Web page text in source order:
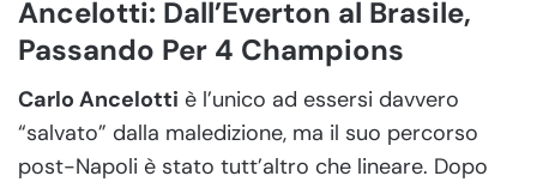
Ancelotti: Dall’Everton al Brasile,
Passando Per 4 Champions
Carlo Ancelotti è l’unico ad essersi davvero
“salvato” dalla maledizione, ma il suo percorso
post-Napoli è stato tutt’altro che lineare. Dopo